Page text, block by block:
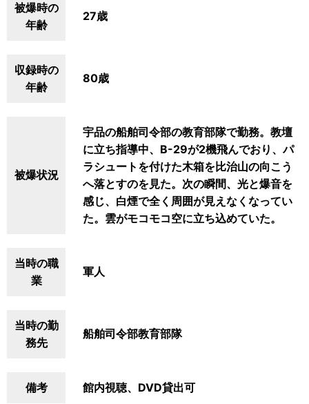
被爆時の
年齢
27歳
収録時の
年齢
80歳
被爆状況
宇品の船舶司令部の教育部隊で勤務。教壇
に立ち指導中、B-29が2機飛んでおり、パ
ラシュートを付けた木箱を比治山の向こう
へ落とすのを見た。次の瞬間、光と爆音を
感じ、白煙で全く周囲が見えなくなってい
た。雲がモコモコ空に立ち込めていた。
当時の職
業
軍人
当時の勤
務先
船舶司令部教育部隊
備考 館内視聴、DVD貸出可